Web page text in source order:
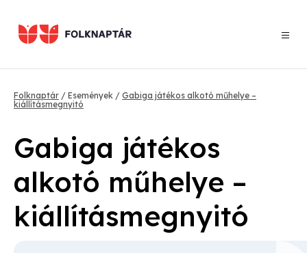
tartalomra
Morzsa
Folknaptár Események
Gabiga játékos alkotó műhelye –
kiállításmegnyitó
Gabiga játékos
alkotó műhelye –
kiállításmegnyitó